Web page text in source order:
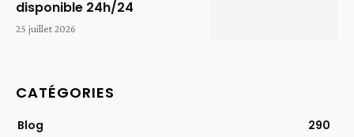
disponible 24h/24
25 juillet 2026
CATÉGORIES
Blog
290